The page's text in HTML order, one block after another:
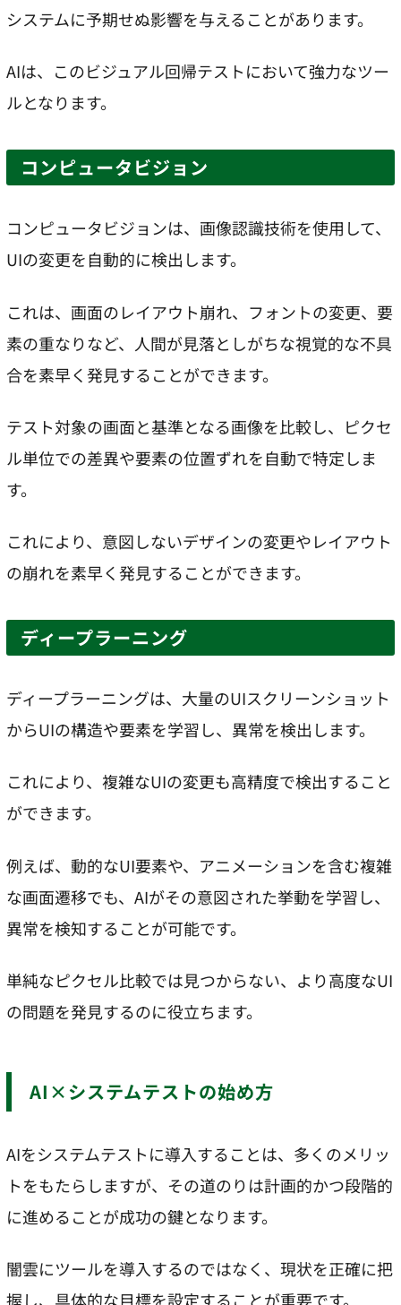
システムに予期せぬ影響を与えることがあります。
AIは、このビジュアル回帰テストにおいて強力なツー
ルとなります。
コンピュータビジョン
コンピュータビジョンは、画像認識技術を使用して、
UIの変更を自動的に検出します。
これは、画面のレイアウト崩れ、フォントの変更、要
素の重なりなど、人間が見落としがちな視覚的な不具
合を素早く発見することができます。
テスト対象の画面と基準となる画像を比較し、ピクセ
ル単位での差異や要素の位置ずれを自動で特定しま
す。
これにより、意図しないデザインの変更やレイアウト
の崩れを素早く発見することができます。
ディープラーニング
ディープラーニングは、大量のUIスクリーンショット
からUIの構造や要素を学習し、異常を検出します。
これにより、複雑なUIの変更も高精度で検出すること
ができます。
例えば、動的なUI要素や、アニメーションを含む複雑
な画面遷移でも、AIがその意図された挙動を学習し、
異常を検知することが可能です。
単純なピクセル比較では見つからない、より高度なUI
の問題を発見するのに役立ちます。
AI×システムテストの始め方
AIをシステムテストに導入することは、多くのメリッ
トをもたらしますが、その道のりは計画的かつ段階的
に進めることが成功の鍵となります。
闇雲にツールを導入するのではなく、現状を正確に把
握し、具体的な目標を設定することが重要です。